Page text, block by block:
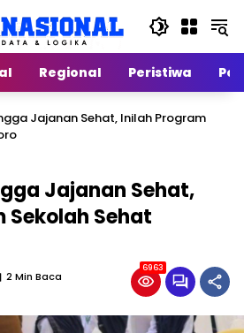
Regional Peristiwa
Jajanan Sehat, Inilah Program
Jajanan Sehat,
Sekolah Sehat
2 Min Baca
6963